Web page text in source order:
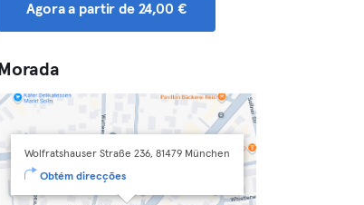
Agora a partir de 24,00 €
Morada
Wolfratshauser Straße 236, 81479 München
Obtém direcções